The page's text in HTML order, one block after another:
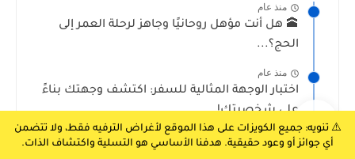
منذ عام
🕋 هل أنت مؤهل روحانيًا وجاهز لرحلة العمر إلى
الحج؟...
منذ عام
اختبار الوجهة المثالية للسفر: اكتشف وجهتك بناءً
على شخصيتك!
منذ عام
⚠️ تنويه: جميع الكويزات على هذا الموقع لأغراض الترفيه فقط، ولا تتضمن
أي جوائز أو وعود حقيقية. هدفنا الأساسي هو التسلية واكتشاف الذات.